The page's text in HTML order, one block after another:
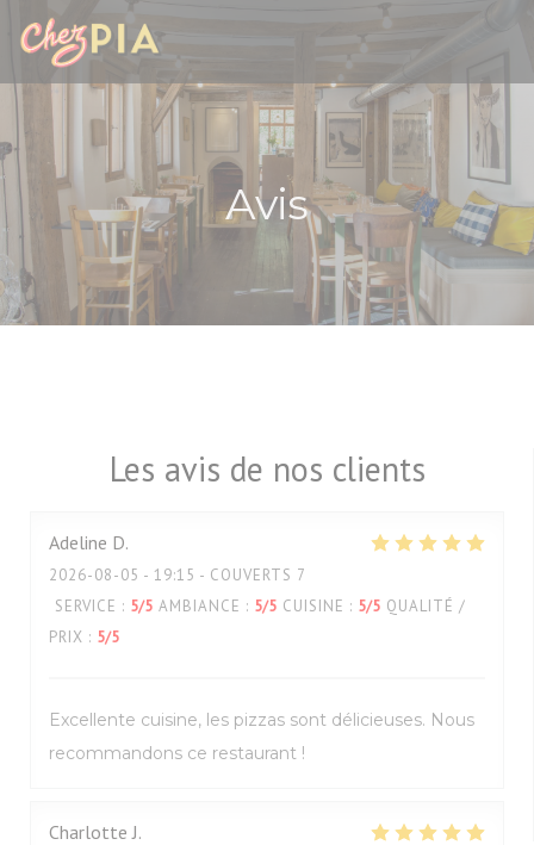
Personnalisation de vos choix en matière de cookies
Avis
Les avis de nos clients
Adeline D
2026-08-05 - 19:15 - COUVERTS 7
SERVICE : 5/5 AMBIANCE : 5/5 CUISINE : 5/5 QUALITÉ /
PRIX : 5/5
Excellente cuisine, les pizzas sont délicieuses. Nous
recommandons ce restaurant !
Charlotte J